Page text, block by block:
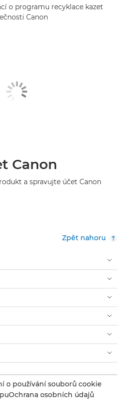
o programu recyklace kazet
Canon
Canon
a spravujte účet Canon
Zpět nahoru
o používání souborů cookie
Ochrana osobních údajů